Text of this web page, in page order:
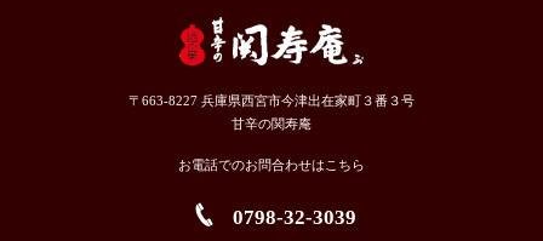
〒663-8227 兵庫県西宮市今津出在家町３番３号
甘辛の関寿庵
お電話でのお問合わせはこちら
0798-32-3039